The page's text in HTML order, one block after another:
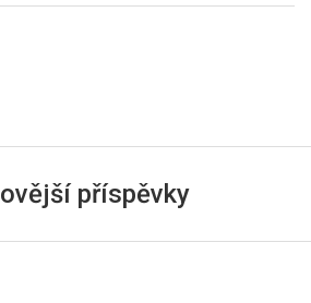
příspěvky